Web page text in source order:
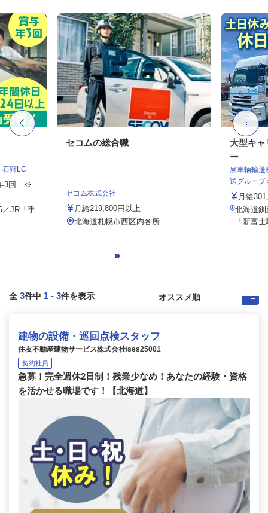
狩LC
年3回 ※
／JR「手
セコムの総合職
セコム株式会社
月給219,800円以上
北海道札幌市西区内各所
大型キ
ー
泉車輛輸
送グループ
月給
北海道釧
「新富
全 3件中 1 - 3件を表示
建物の設備・巡回点検スタッフ
住友不動産建物サービス株式会社/ses25001
契約社員
急募！完全週休2日制！残業少なめ！あなたの経験・資格
を活かせる職場です！【北海道】